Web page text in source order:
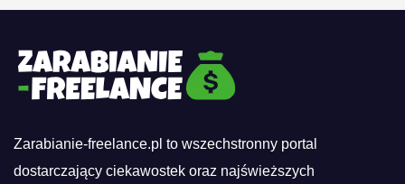
Zarabianie-freelance.pl to wszechstronny portal
dostarczający ciekawostek oraz najświeższych